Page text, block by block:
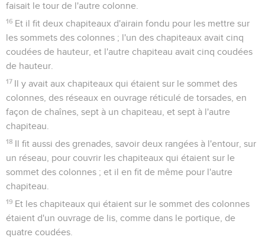
faisait le tour de l'autre colonne.
16 Et il fit deux chapiteaux d'airain fondu pour les mettre sur
les sommets des colonnes ; l'un des chapiteaux avait cinq
coudées de hauteur, et l'autre chapiteau avait cinq coudées
de hauteur.
17 Il y avait aux chapiteaux qui étaient sur le sommet des
colonnes, des réseaux en ouvrage réticulé de torsades, en
façon de chaînes, sept à un chapiteau, et sept à l'autre
chapiteau.
18 Il fit aussi des grenades, savoir deux rangées à l'entour, sur
un réseau, pour couvrir les chapiteaux qui étaient sur le
sommet des colonnes ; et il en fit de même pour l'autre
chapiteau.
19 Et les chapiteaux qui étaient sur le sommet des colonnes
étaient d'un ouvrage de lis, comme dans le portique, de
quatre coudées.